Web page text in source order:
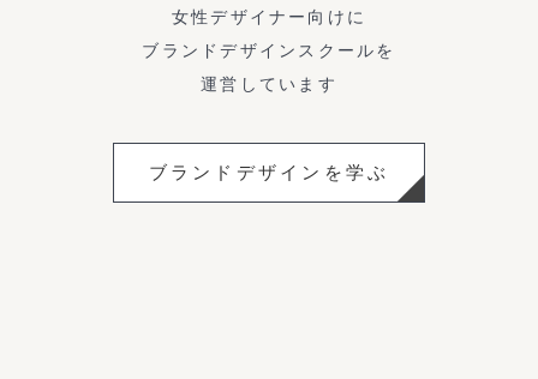
女性デザイナー向けに
ブランドデザインスクールを
運営しています
ブランドデザインを学ぶ